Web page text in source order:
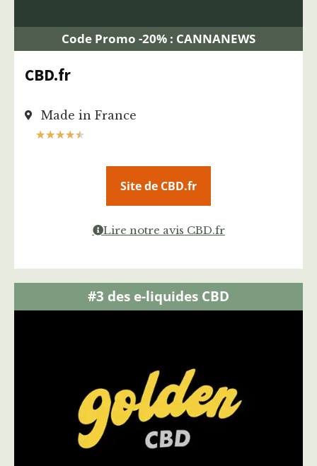
Code Promo -20% : CANNANEWS
CBD.fr
Made in France
★★★★★
Site de CBD.fr
Lire notre avis CBD.fr
#3 des e-liquides CBD